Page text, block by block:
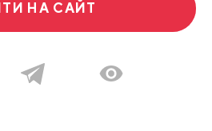
НА САЙТ